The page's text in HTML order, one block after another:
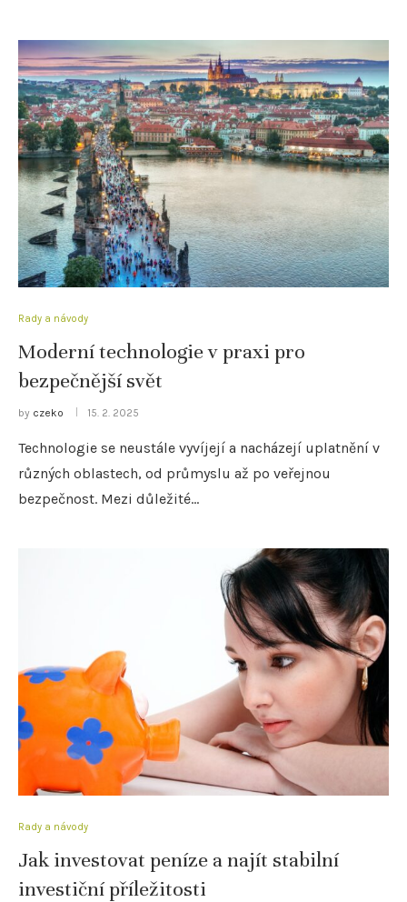
Rady a návody
Moderní technologie v praxi pro
bezpečnější svět
by czeko 15. 2. 2025
Technologie se neustále vyvíjejí a nacházejí uplatnění v
různých oblastech, od průmyslu až po veřejnou
bezpečnost. Mezi důležité…
Rady a návody
Jak investovat peníze a najít stabilní
investiční příležitosti